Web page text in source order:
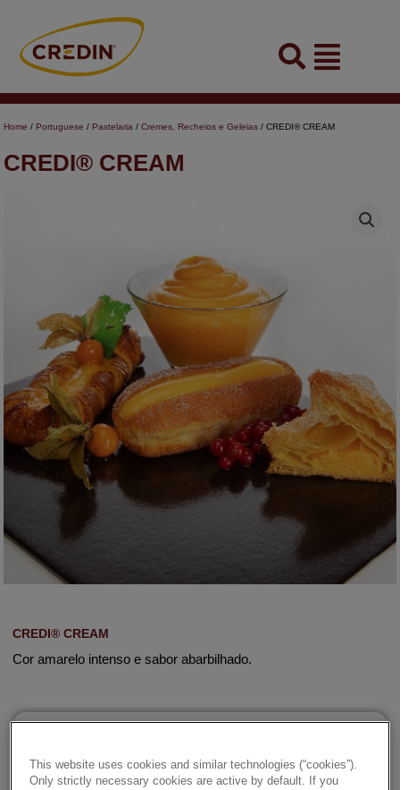
content
Flyout
Menu
Home / Portuguese / Pastelaria / Cremes, Recheios e Geleias / CREDI® CREAM
CREDI® CREAM
CREDI® CREAM
Cor amarelo intenso e sabor abarbilhado.
This website uses cookies and similar technologies (“cookies”).
Only strictly necessary cookies are active by default. If you